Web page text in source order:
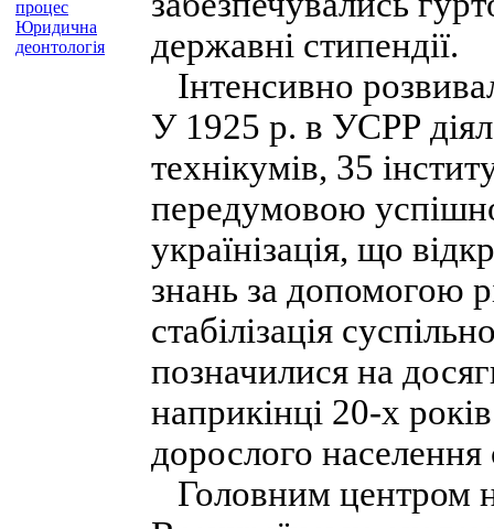
процес
Юридична
деонтологія
державні стипендії.
Інтенсивно
У 1925 р. в УСРР
технікумів, 35
передумовою
українізація, що
знань за допомо­гою
стабілізація
позначилися на
наприкінці 20-х
доросло­го
Головним центром